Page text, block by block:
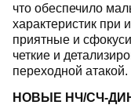
что обеспечило
характеристик при
приятные и
четкие и
переходной атакой.
НОВЫЕ НЧ/СЧ-